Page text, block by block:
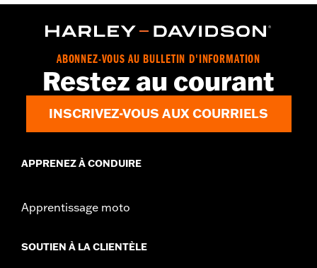
ABONNEZ-VOUS AU BULLETIN D'INFORMATION
Restez au courant
INSCRIVEZ-VOUS AUX COURRIELS
APPRENEZ À CONDUIRE
Apprentissage moto
SOUTIEN À LA CLIENTÈLE